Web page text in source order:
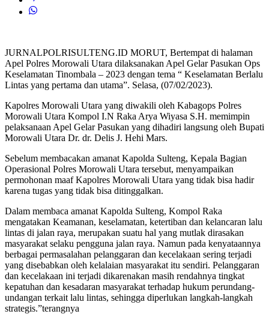
JURNALPOLRISULTENG.ID MORUT, Bertempat di halaman
Apel Polres Morowali Utara dilaksanakan Apel Gelar Pasukan Ops
Keselamatan Tinombala – 2023 dengan tema “ Keselamatan Berlalu
Lintas yang pertama dan utama”. Selasa, (07/02/2023).
Kapolres Morowali Utara yang diwakili oleh Kabagops Polres
Morowali Utara Kompol I.N Raka Arya Wiyasa S.H. memimpin
pelaksanaan Apel Gelar Pasukan yang dihadiri langsung oleh Bupati
Morowali Utara Dr. dr. Delis J. Hehi Mars.
Sebelum membacakan amanat Kapolda Sulteng, Kepala Bagian
Operasional Polres Morowali Utara tersebut, menyampaikan
permohonan maaf Kapolres Morowali Utara yang tidak bisa hadir
karena tugas yang tidak bisa ditinggalkan.
Dalam membaca amanat Kapolda Sulteng, Kompol Raka
mengatakan Keamanan, keselamatan, ketertiban dan kelancaran lalu
lintas di jalan raya, merupakan suatu hal yang mutlak dirasakan
masyarakat selaku pengguna jalan raya. Namun pada kenyataannya
berbagai permasalahan pelanggaran dan kecelakaan sering terjadi
yang disebabkan oleh kelalaian masyarakat itu sendiri. Pelanggaran
dan kecelakaan ini terjadi dikarenakan masih rendahnya tingkat
kepatuhan dan kesadaran masyarakat terhadap hukum perundang-
undangan terkait lalu lintas, sehingga diperlukan langkah-langkah
strategis.”terangnya